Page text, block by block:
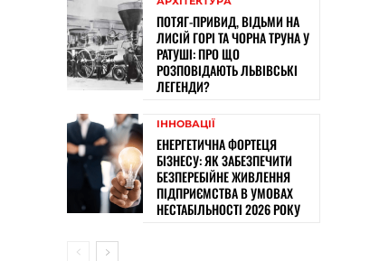
ПОТЯГ-ПРИВИД, ВІДЬМИ НА
ЛИСІЙ ГОРІ ТА ЧОРНА ТРУНА У
РАТУШІ: ПРО ЩО
РОЗПОВІДАЮТЬ ЛЬВІВСЬКІ
ЛЕГЕНДИ?
ІННОВАЦІЇ
ЕНЕРГЕТИЧНА ФОРТЕЦЯ
БІЗНЕСУ: ЯК ЗАБЕЗПЕЧИТИ
БЕЗПЕРЕБІЙНЕ ЖИВЛЕННЯ
ПІДПРИЄМСТВА В УМОВАХ
НЕСТАБІЛЬНОСТІ 2026 РОКУ